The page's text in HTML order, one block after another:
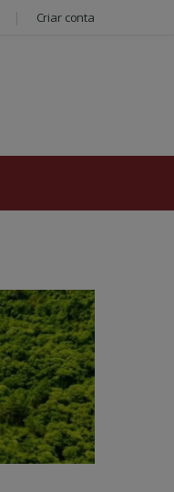
Criar conta